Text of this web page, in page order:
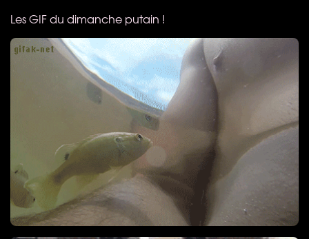
LesGIFdu dimanche putain !